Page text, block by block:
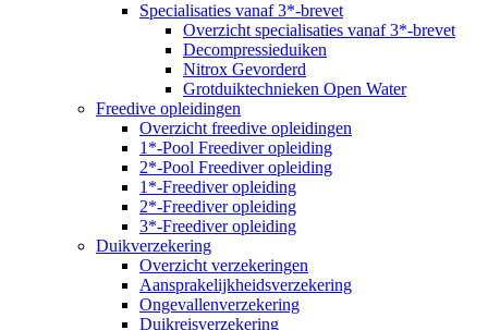
Specialisaties vanaf 3*-brevet
Overzicht specialisaties vanaf 3*-brevet
Decompressieduiken
Nitrox Gevorderd
Grotduiktechnieken Open Water
Freedive opleidingen
Overzicht freedive opleidingen
1*-Pool Freediver opleiding
2*-Pool Freediver opleiding
1*-Freediver opleiding
2*-Freediver opleiding
3*-Freediver opleiding
Duikverzekering
Overzicht verzekeringen
Aansprakelijkheidsverzekering
Ongevallenverzekering
Duikreisverzekering